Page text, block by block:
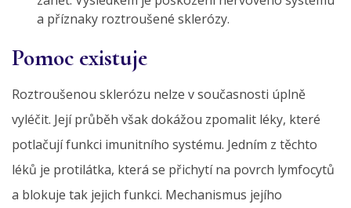
a příznaky roztroušené sklerózy.
Pomoc existuje
Roztroušenou sklerózu nelze v současnosti úplně
vyléčit. Její průběh však dokážou zpomalit léky, které
potlačují funkci imunitního systému. Jedním z těchto
léků je protilátka, která se přichytí na povrch lymfocytů
a blokuje tak jejich funkci. Mechanismus jejího